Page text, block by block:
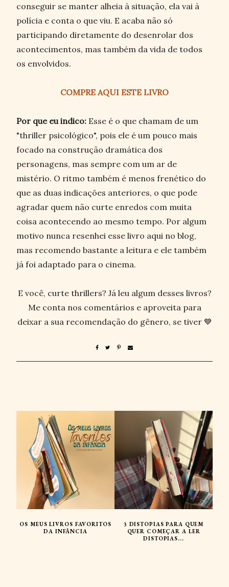
conseguir se manter alheia à situação, ela vai à
polícia e conta o que viu. E acaba não só
participando diretamente do desenrolar dos
acontecimentos, mas também da vida de todos
os envolvidos.
COMPRE AQUI ESTE LIVRO
Por que eu indico: Esse é o que chamam de um
"thriller psicológico", pois ele é um pouco mais
focado na construção dramática dos
personagens, mas sempre com um ar de
mistério. O ritmo também é menos frenético do
que as duas indicações anteriores, o que pode
agradar quem não curte enredos com muita
coisa acontecendo ao mesmo tempo. Por algum
motivo nunca resenhei esse livro aqui no blog,
mas recomendo bastante a leitura e ele também
já foi adaptado para o cinema.
E você, curte thrillers? Já leu algum desses livros?
Me conta nos comentários e aproveita para
deixar a sua recomendação do gênero, se tiver 💙
OS MEUS LIVROS FAVORITOS
DA INFÂNCIA
3 DISTOPIAS PARA QUEM
QUER COMEÇAR A LER
DISTOPIAS...